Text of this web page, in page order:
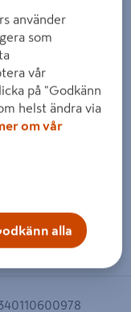
in
använder
som
vår
på "Godkänn
helst ändra via
om vår
alla